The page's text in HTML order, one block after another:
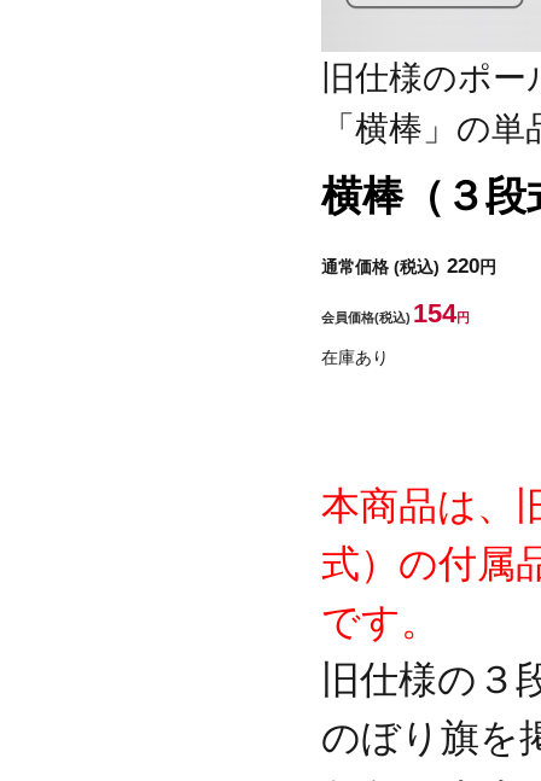
旧仕様のポ
「横棒」の単
横棒（３段
通常価格 (税込) 220円
会員価格(税込) 154円
在庫あり
本商品は、
式）の付属
です。
旧仕様の３
のぼり旗を